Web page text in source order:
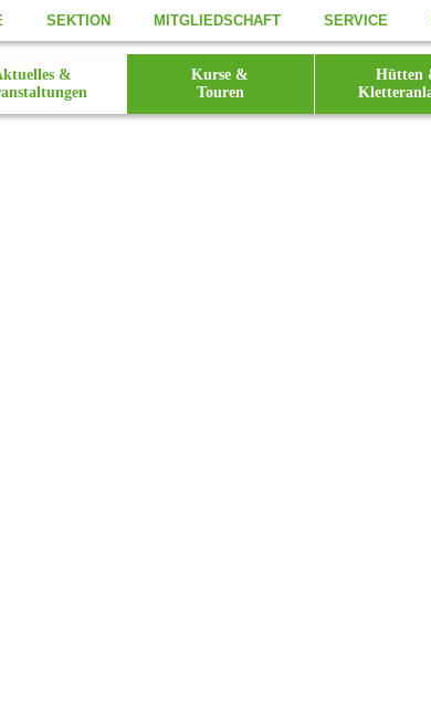
SEKTION MITGLIEDSCHAFT SERVICE
&
Kurse &
Touren
Hütten